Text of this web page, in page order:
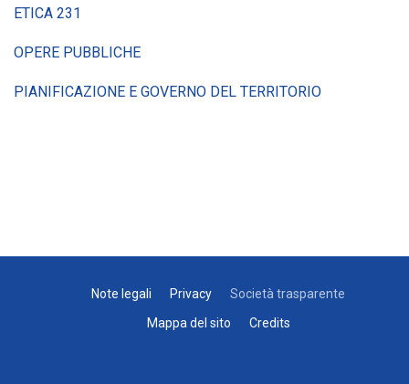
ETICA 231
OPERE PUBBLICHE
PIANIFICAZIONE E GOVERNO DEL TERRITORIO
Note legali Privacy
Società trasparente
Mappa del sito
Credits